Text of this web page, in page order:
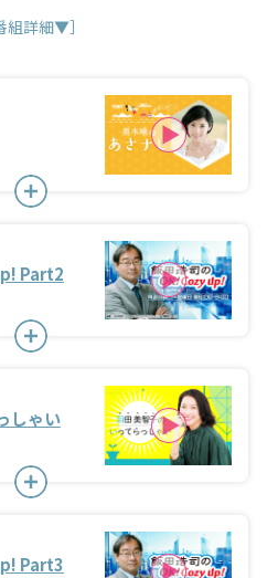
組詳細▼］
Part2
しゃい
Part3